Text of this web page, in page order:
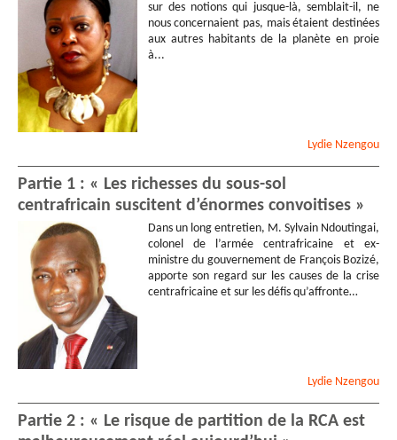
sur des notions qui jusque-là, semblait-il, ne
nous concernaient pas, mais étaient destinées
aux autres habitants de la planète en proie
à...
Lydie Nzengou
Partie 1 : « Les richesses du sous-sol
centrafricain suscitent d’énormes convoitises »
Dans un long entretien, M. Sylvain Ndoutingai,
colonel de l’armée centrafricaine et ex-
ministre du gouvernement de François Bozizé,
apporte son regard sur les causes de la crise
centrafricaine et sur les défis qu’affronte…
Lydie Nzengou
Partie 2 : « Le risque de partition de la RCA est